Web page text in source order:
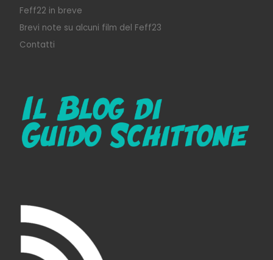
Feff22 in breve
Brevi note su alcuni film del Feff23
Contatti